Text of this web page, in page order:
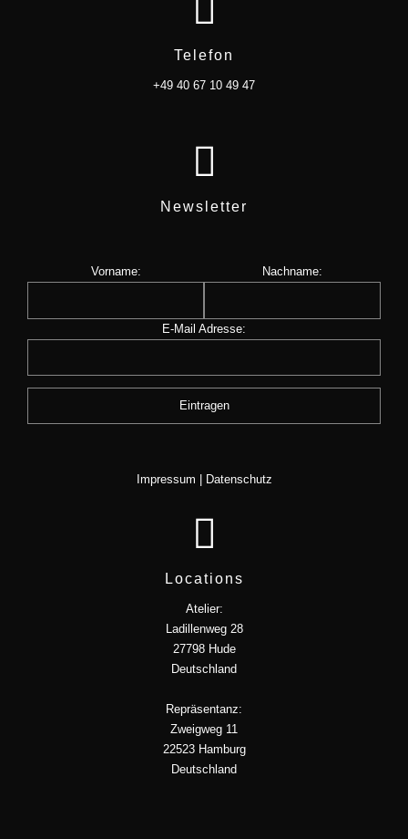
Telefon
+49 40 67 10 49 47
Newsletter
Vorname: Nachname:
E-Mail Adresse:
Impressum Datenschutz
Locations
Atelier:
Ladillenweg 28
27798 Hude
Deutschland
Repräsentanz:
Zweigweg 11
22523 Hamburg
Deutschland